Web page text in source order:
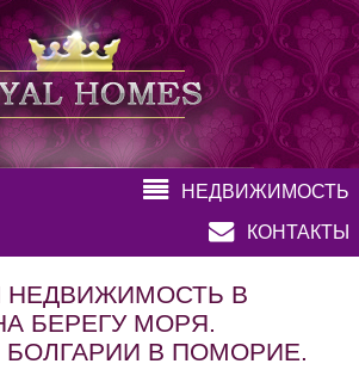
НЕДВИЖИМОСТЬ
КОНТАКТЫ
НЕДВИЖИМОСТЬ В
БЕРЕГУ МОРЯ.
БОЛГАРИИ В ПОМОРИЕ.